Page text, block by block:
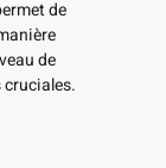
de
de